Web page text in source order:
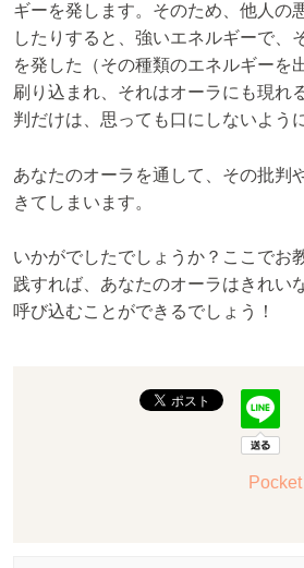
ギーを発します。そのため、他人の
したりすると、強いエネルギーで、
を発した（その種類のエネルギーを
刷り込まれ、それはオーラにも現れ
判だけは、思っても口にしないよう
あなたのオーラを通して、その批判
きてしまいます。
いかがでしたでしょうか？ここでお
践すれば、あなたのオーラはきれい
呼び込むことができるでしょう！
Pocket